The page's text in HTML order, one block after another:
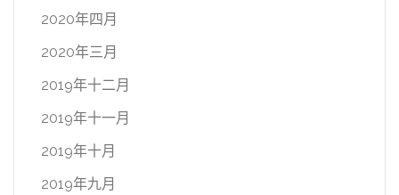
2020年四月
2020年三月
2019年十二月
2019年十一月
2019年十月
2019年九月